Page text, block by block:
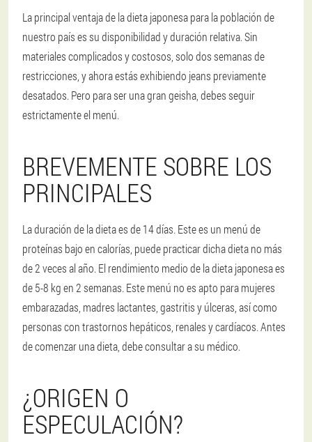
La principal ventaja de la dieta japonesa para la población de
nuestro país es su disponibilidad y duración relativa. Sin
materiales complicados y costosos, solo dos semanas de
restricciones, y ahora estás exhibiendo jeans previamente
desatados. Pero para ser una gran geisha, debes seguir
estrictamente el menú.
BREVEMENTE SOBRE LOS
PRINCIPALES
La duración de la dieta es de 14 días. Este es un menú de
proteínas bajo en calorías, puede practicar dicha dieta no más
de 2 veces al año. El rendimiento medio de la dieta japonesa es
de 5-8 kg en 2 semanas. Este menú no es apto para mujeres
embarazadas, madres lactantes, gastritis y úlceras, así como
personas con trastornos hepáticos, renales y cardíacos. Antes
de comenzar una dieta, debe consultar a su médico.
¿ORIGEN O
ESPECULACIÓN?